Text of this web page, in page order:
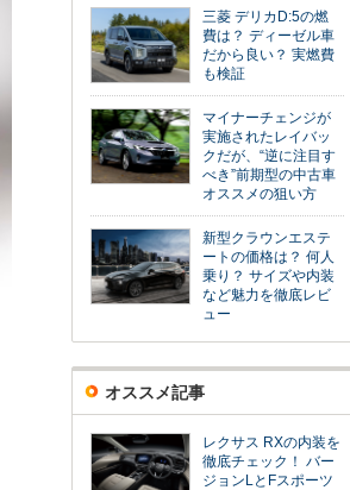
三菱 デリカD:5の燃
費は？ ディーゼル車
だから良い？ 実燃費
も検証
マイナーチェンジが
実施されたレイバッ
クだが、“逆に注目す
べき”前期型の中古車
オススメの狙い方
新型クラウンエステ
ートの価格は？ 何人
乗り？ サイズや内装
など魅力を徹底レビ
ュー
オススメ記事
レクサス RXの内装を
徹底チェック！ バー
ジョンLとFスポーツ